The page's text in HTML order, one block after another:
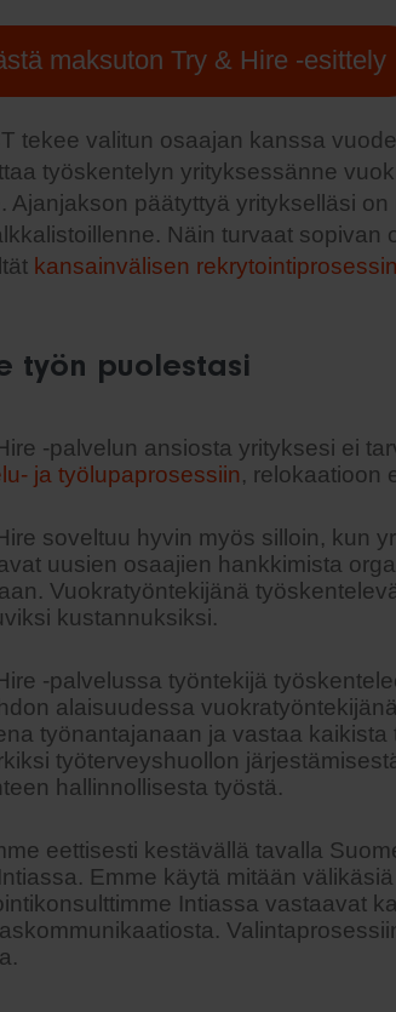
maksuton Try & Hire -esittely
tekee valitun osaajan kanssa
työskentelyn yrityksessänne
Ajanjakson päätyttyä yritykselläsi
Näin turvaat sopivan
kansainvälisen
työn puolestasi
-palvelun ansiosta yrityksesi ei
ja työlupaprosessiin, relokaatioon
soveltuu hyvin myös silloin, kun
uusien osaajien hankkimista
Vuokratyöntekijänä
kustannuksiksi.
-palvelussa työntekijä
alaisuudessa
työnantajanaan ja vastaa kaikista
työterveyshuollon
hallinnollisesta työstä.
eettisesti kestävällä tavalla
Emme käytä mitään
Intiassa vastaavat